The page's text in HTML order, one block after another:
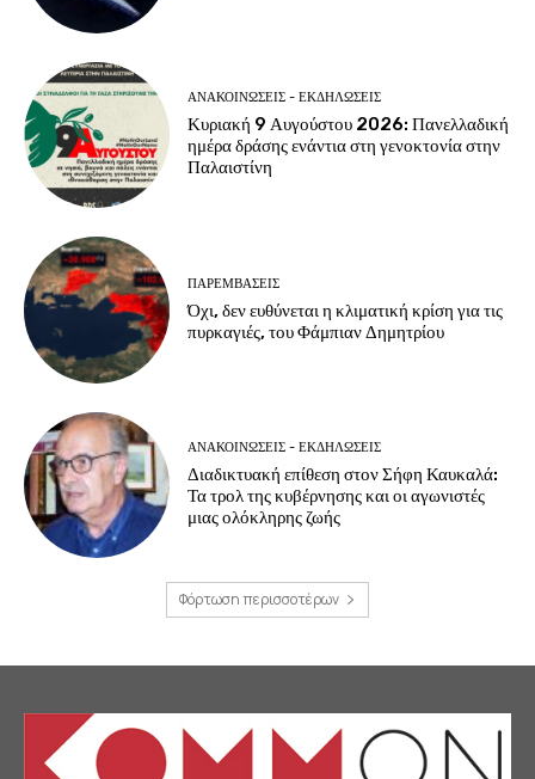
ΑΝΑΚΟΙΝΩΣΕΙΣ - ΕΚΔΗΛΩΣΕΙΣ
Κυριακή 9 Αυγούστου 2026: Πανελλαδική
ημέρα δράσης ενάντια στη γενοκτονία στην
Παλαιστίνη
ΠΑΡΕΜΒΑΣΕΙΣ
Όχι, δεν ευθύνεται η κλιματική κρίση για τις
πυρκαγιές, του Φάμπιαν Δημητρίου
ΑΝΑΚΟΙΝΩΣΕΙΣ - ΕΚΔΗΛΩΣΕΙΣ
Διαδικτυακή επίθεση στον Σήφη Καυκαλά:
Τα τρολ της κυβέρνησης και οι αγωνιστές
μιας ολόκληρης ζωής
Φόρτωση περισσοτέρων